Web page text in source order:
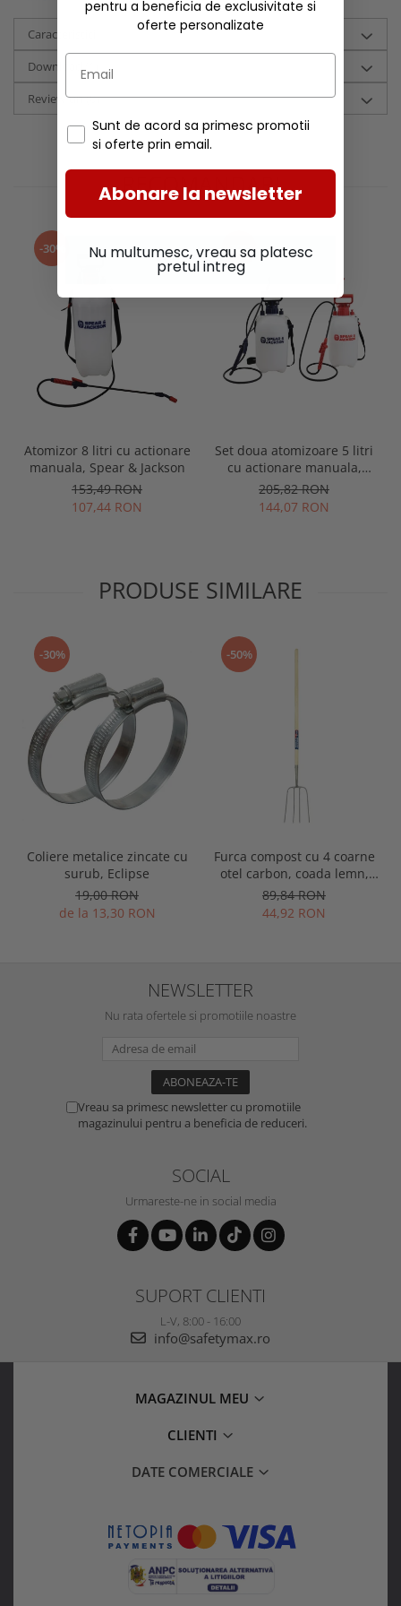
Caracteristici
Download (1)
Review-uri(0)
RECOMANDARI
-30%
Atomizor 8 litri cu actionare
manuala, Spear & Jackson
153,49 RON
107,44 RON
-30%
Set doua atomizoare 5 litri
cu actionare manuala,
Spear & Jackson
205,82 RON
144,07 RON
PRODUSE SIMILARE
-30%
Coliere metalice zincate cu
surub, Eclipse
19,00 RON
de la 13,30 RON
-50%
Furca compost cu 4 coarne
otel carbon, coada lemn,
Spear & Jackson Neverbend
Professional
89,84 RON
44,92 RON
NEWSLETTER
Nu rata ofertele si promotiile noastre
Vreau sa primesc newsletter cu promotiile
magazinului pentru a beneficia de reduceri.
SOCIAL
Urmareste-ne in social media
SUPORT CLIENTI
L-V, 8:00 - 16:00
info@safetymax.ro
MAGAZINUL MEU
CLIENTI
DATE COMERCIALE
pentru a beneficia de exclusivitate si
oferte personalizate
Sunt de acord sa primesc promotii
si oferte prin email.
Abonare la newsletter
Nu multumesc, vreau sa platesc
pretul intreg